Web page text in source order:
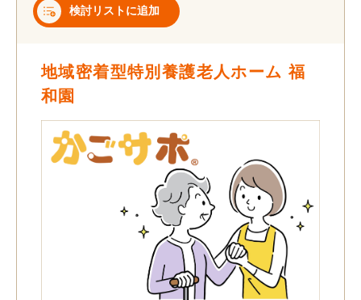
検討リストに追加
地域密着型特別養護老人ホーム 福
和園